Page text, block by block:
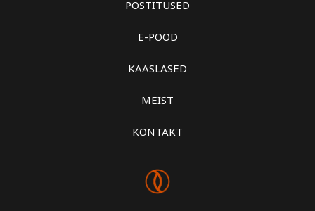
POSTITUSED
E-POOD
KAASLASED
MEIST
KONTAKT